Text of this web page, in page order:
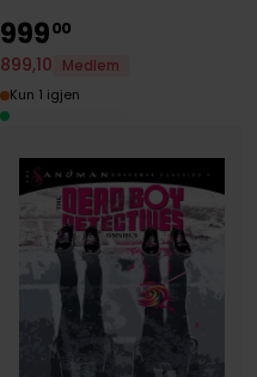
99900
899,10
Medlem
Kun 1 igjen